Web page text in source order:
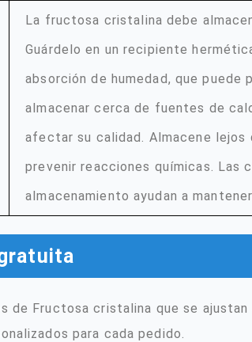
La fructosa cristalina debe
Guárdelo en un recipiente
absorción de humedad, que puede
almacenar cerca de fuentes de
afectar su calidad. Almacene
prevenir reacciones químicas. Las
almacenamiento ayudan a
de Fructosa cristalina que se
para cada pedido.